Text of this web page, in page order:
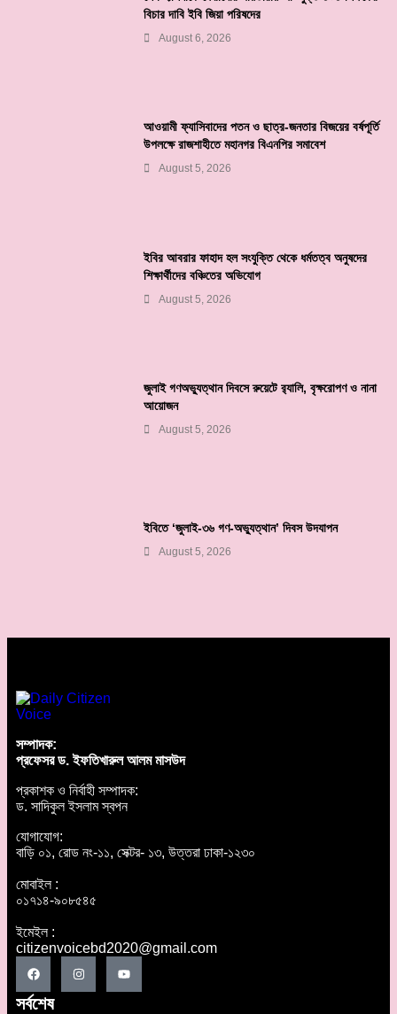
বিচার দাবি ইবি জিয়া পরিষদের
August 6, 2026
আওয়ামী ফ্যাসিবাদের পতন ও ছাত্র-জনতার বিজয়ের বর্ষপূর্তি
উপলক্ষে রাজশাহীতে মহানগর বিএনপির সমাবেশ
August 5, 2026
ইবির আবরার ফাহাদ হল সংযুক্তি থেকে ধর্মতত্ব অনুষদের
শিক্ষার্থীদের বঞ্চিতের অভিযোগ
August 5, 2026
জুলাই গণঅভ্যুত্থান দিবসে রুয়েটে র‌্যালি, বৃক্ষরোপণ ও নানা
আয়োজন
August 5, 2026
ইবিতে ‘জুলাই-৩৬ গণ-অভ্যুত্থান’ দিবস উদযাপন
August 5, 2026
সম্পাদক:
প্রফেসর ড. ইফতিখারুল আলম মাসউদ
প্রকাশক ও নির্বাহী সম্পাদক:
ড. সাদিকুল ইসলাম স্বপন
যোগাযোগ:
বাড়ি ০১, রোড নং-১১, সেক্টর- ১৩, উত্তরা ঢাকা-১২৩০
মোবাইল :
০১৭১৪-৯০৮৫৪৫
ইমেইল :
citizenvoicebd2020@gmail.com
সর্বশেষ